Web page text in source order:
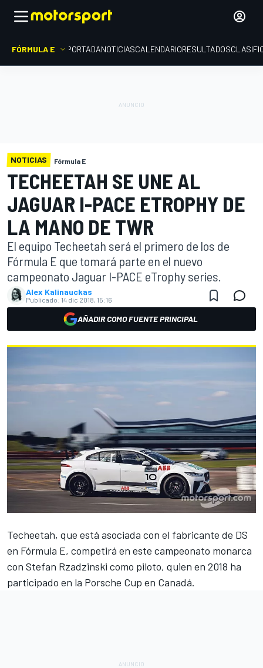
FÓRMULA E PORTADANOTICIASCALENDARIORESULTADOS
NOTICIAS Fórmula E
TECHEETAH SE UNE AL
JAGUAR I-PACE ETROPHY DE
LA MANO DE TWR
El equipo Techeetah será el primero de los de
Fórmula E que tomará parte en el nuevo
campeonato Jaguar I-PACE eTrophy series.
Alex Kalinauckas
Publicado: 14 dic 2018, 15:16
AÑADIR COMO FUENTE PRINCIPAL
Techeetah, que está asociada con el fabricante de DS
en Fórmula E, competirá en este campeonato monarca
con Stefan Rzadzinski como piloto, quien en 2018 ha
participado en la Porsche Cup en Canadá.